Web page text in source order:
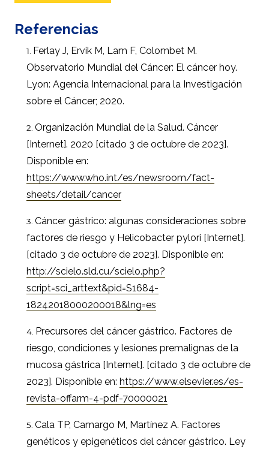
Referencias
Ferlay J, Ervik M, Lam F, Colombet M.
Observatorio Mundial del Cáncer: El cáncer hoy.
Lyon: Agencia Internacional para la Investigación
sobre el Cáncer; 2020.
Organización Mundial de la Salud. Cáncer
[Internet]. 2020 [citado 3 de octubre de 2023].
Disponible en:
https://www.who.int/es/newsroom/fact-
sheets/detail/cancer
Cáncer gástrico: algunas consideraciones sobre
factores de riesgo y Helicobacter pylori [Internet].
[citado 3 de octubre de 2023]. Disponible en:
http://scielo.sld.cu/scielo.php?
script=sci_arttext&pid=S1684-
18242018000200018&lng=es
Precursores del cáncer gástrico. Factores de
riesgo, condiciones y lesiones premalignas de la
mucosa gástrica [Internet]. [citado 3 de octubre de
2023]. Disponible en: https://www.elsevier.es/es-
revista-offarm-4-pdf-70000021
Cala TP, Camargo M, Martínez A. Factores
genéticos y epigenéticos del cáncer gástrico. Ley